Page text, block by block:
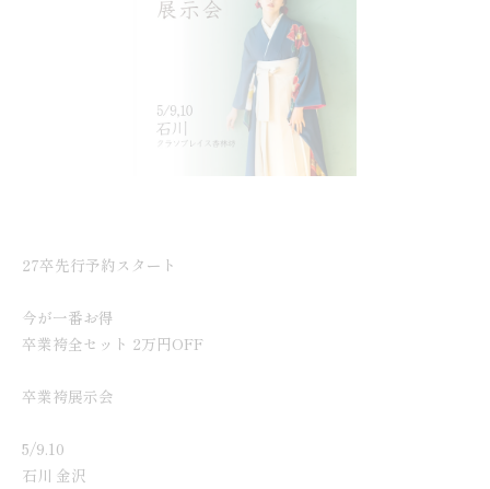
27卒先行予約スタート
今が一番お得
卒業袴全セット 2万円OFF
卒業袴展示会
5/9.10
石川 金沢